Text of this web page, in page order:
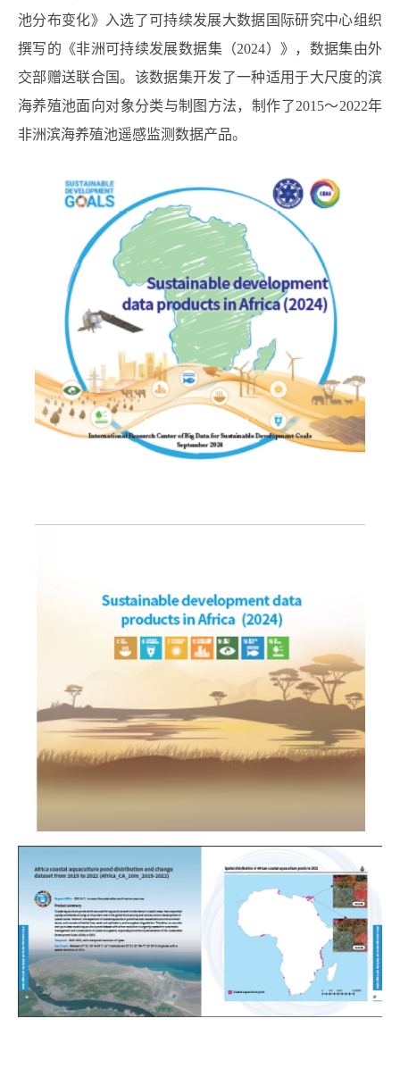
池分布变化》入选了可持续发展大数据国际研究中心组织
撰写的《非洲可持续发展数据集（2024）》，数据集由外
交部赠送联合国。该数据集开发了一种适用于大尺度的滨
海养殖池面向对象分类与制图方法，制作了2015～2022年
非洲滨海养殖池遥感监测数据产品。